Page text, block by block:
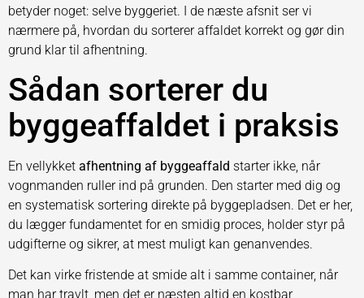
betyder noget: selve byggeriet. I de næste afsnit ser vi
nærmere på, hvordan du sorterer affaldet korrekt og gør din
grund klar til afhentning.
Sådan sorterer du
byggeaffaldet i praksis
En vellykket afhentning af byggeaffald starter ikke, når
vognmanden ruller ind på grunden. Den starter med dig og
en systematisk sortering direkte på byggepladsen. Det er her,
du lægger fundamentet for en smidig proces, holder styr på
udgifterne og sikrer, at mest muligt kan genanvendes.
Det kan virke fristende at smide alt i samme container, når
man har travlt, men det er næsten altid en kostbar